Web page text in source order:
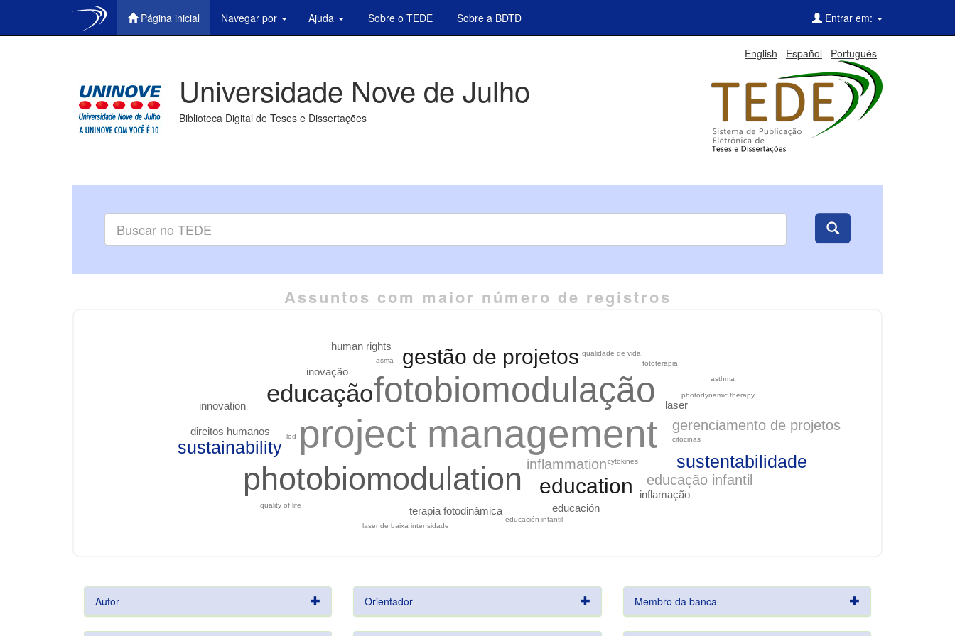
Página inicial Navegar por Ajuda Sobre o TEDE Sobre a BDTD Entrar em:
English Español Português
Universidade Nove de Julho
Biblioteca Digital de Teses e Dissertações
Assuntos com maior número de registros
project management
fotobiomodulação
photobiomodulation
educação
education
gestão de projetos
sustentabilidade
sustainability
gerenciamento de projetos
inflammation
educação infantil
inflamação
laser
direitos humanos
inovação
educación
terapia fotodinâmica
innovation
human rights
citocinas
photodynamic therapy
educación infantil
cytokines
fototerapia
quality of life
qualidade de vida
led
laser de baixa intensidade
asma
asthma
Autor Orientador Membro da banca